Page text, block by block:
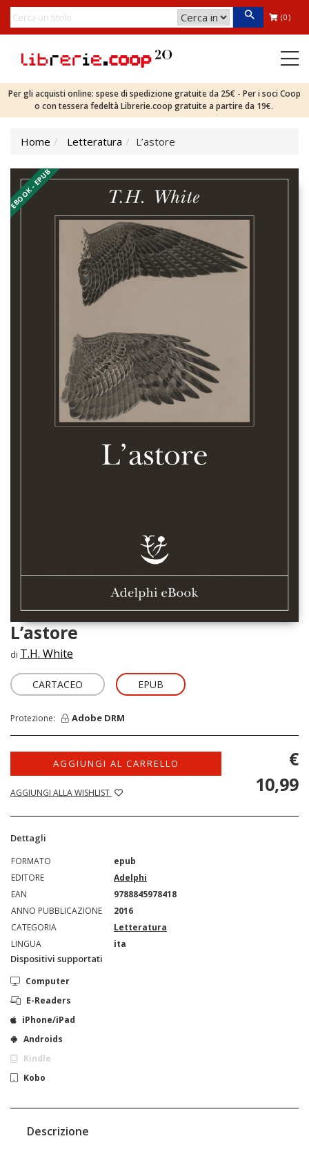
(0)
Per gli acquisti online: spese di spedizione gratuite da 25€ - Per i soci Coop
o con tessera fedeltà Librerie.coop gratuite a partire da 19€.
Home Letteratura L’astore
EBOOK - EPUB
L’astore
di T.H. White
CARTACEO EPUB
Protezione: Adobe DRM
AGGIUNGI AL CARRELLO
AGGIUNGI ALLA WISHLIST
€
10,99
Dettagli
FORMATO
epub
EDITORE
Adelphi
EAN
9788845978418
ANNO PUBBLICAZIONE
2016
CATEGORIA
Letteratura
LINGUA
ita
Dispositivi supportati
Computer
E-Readers
iPhone/iPad
Androids
Kindle
Kobo
Descrizione